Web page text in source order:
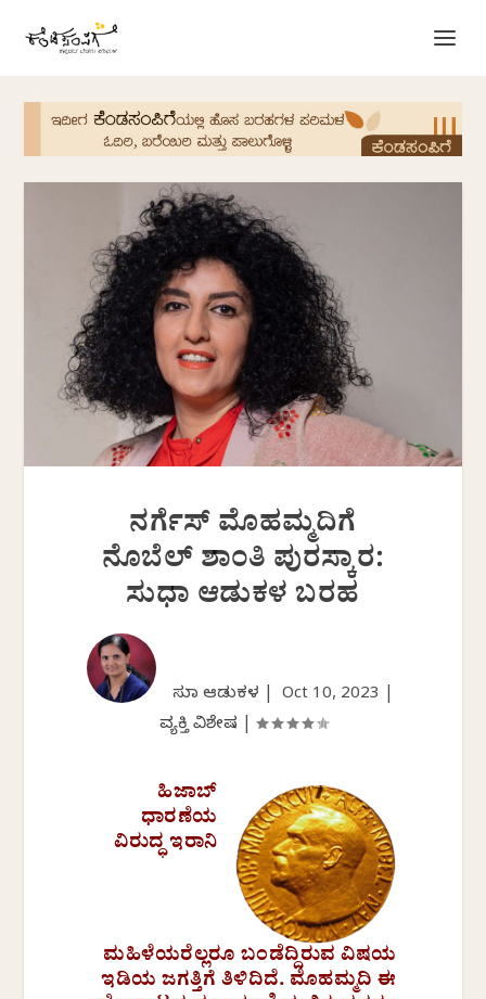
ನರ್ಗೆಸ್ ಮೊಹಮ್ಮದಿಗೆ
ನೊಬೆಲ್ ಶಾಂತಿ ಪುರಸ್ಕಾರ:
ಸುಧಾ ಆಡುಕಳ ಬರಹ
ಸುಧಾ ಆಡುಕಳ | Oct 10, 2023
ವ್ಯಕ್ತಿ ವಿಶೇಷ
ಹಿಜಾಬ್
ಧಾರಣೆಯ
ವಿರುದ್ಧ ಇರಾನಿ
ಮಹಿಳೆಯರೆಲ್ಲರೂ ಬಂಡೆದ್ದಿರುವ ವಿಷಯ
ಇಡಿಯ ಜಗತ್ತಿಗೆ ತಿಳಿದಿದೆ. ಮೊಹಮ್ಮದಿ ಈ